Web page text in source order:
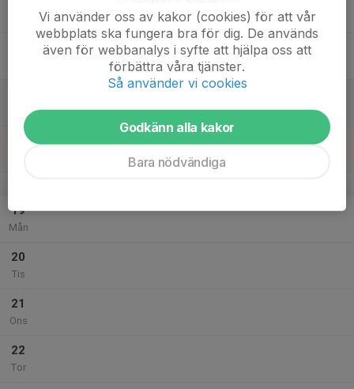
18
11:00
Uppstartsdag
19
Mån
20
Tis
21
Ons
22
Tor
Vi använder oss av kakor (cookies) för att vår
webbplats ska fungera bra för dig. De används
även för webbanalys i syfte att hjälpa oss att
förbättra våra tjänster.
Så använder vi cookies
Godkänn alla kakor
Bara nödvändiga